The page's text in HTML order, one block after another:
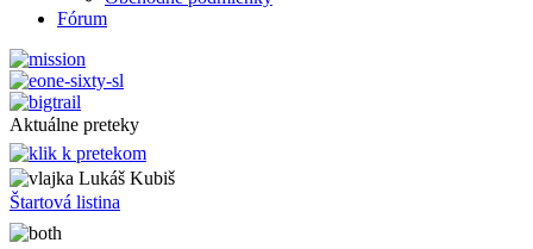
Fórum
Aktuálne preteky
Lukáš Kubiš
Štartová listina